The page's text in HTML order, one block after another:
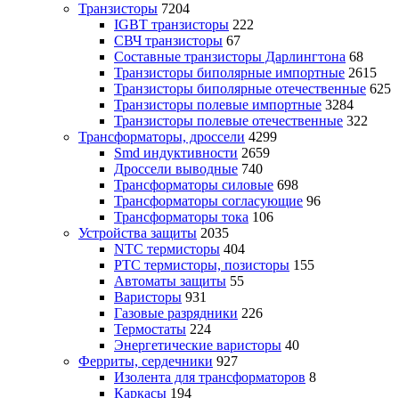
Транзисторы 7204
IGBT транзисторы 222
СВЧ транзисторы 67
Составные транзисторы Дарлингтона 68
Транзисторы биполярные импортные 2615
Транзисторы биполярные отечественные 625
Транзисторы полевые импортные 3284
Транзисторы полевые отечественные 322
Трансформаторы, дроссели 4299
Smd индуктивности 2659
Дроссели выводные 740
Трансформаторы силовые 698
Трансформаторы согласующие 96
Трансформаторы тока 106
Устройства защиты 2035
NTC термисторы 404
PTC термисторы, позисторы 155
Автоматы защиты 55
Варисторы 931
Газовые разрядники 226
Термостаты 224
Энергетические варисторы 40
Ферриты, сердечники 927
Изолента для трансформаторов 8
Каркасы 194